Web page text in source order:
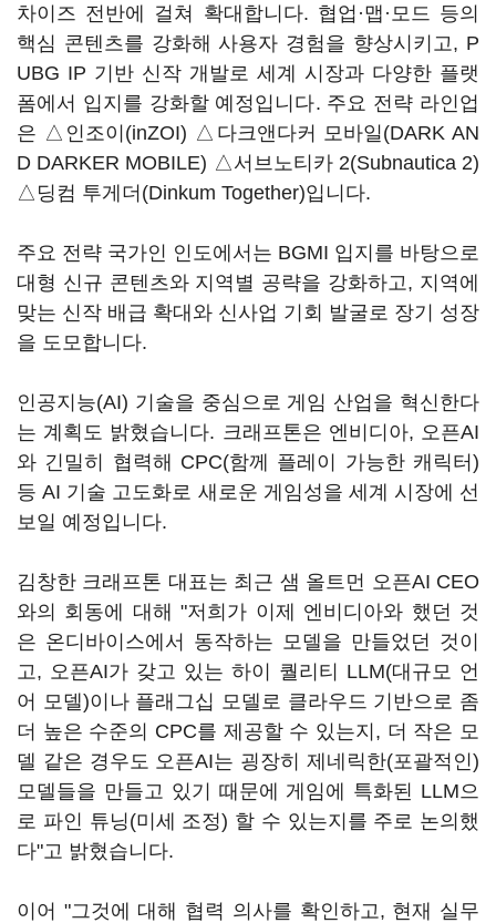
차이즈 전반에 걸쳐 확대합니다. 협업·맵·모드 등의
핵심 콘텐츠를 강화해 사용자 경험을 향상시키고, P
UBG IP 기반 신작 개발로 세계 시장과 다양한 플랫
폼에서 입지를 강화할 예정입니다. 주요 전략 라인업
은 △인조이(inZOI) △다크앤다커 모바일(DARK AN
D DARKER MOBILE) △서브노티카 2(Subnautica 2)
△딩컴 투게더(Dinkum Together)입니다.
주요 전략 국가인 인도에서는 BGMI 입지를 바탕으로
대형 신규 콘텐츠와 지역별 공략을 강화하고, 지역에
맞는 신작 배급 확대와 신사업 기회 발굴로 장기 성장
을 도모합니다.
인공지능(AI) 기술을 중심으로 게임 산업을 혁신한다
는 계획도 밝혔습니다. 크래프톤은 엔비디아, 오픈AI
와 긴밀히 협력해 CPC(함께 플레이 가능한 캐릭터)
등 AI 기술 고도화로 새로운 게임성을 세계 시장에 선
보일 예정입니다.
김창한 크래프톤 대표는 최근 샘 올트먼 오픈AI CEO
와의 회동에 대해 "저희가 이제 엔비디아와 했던 것
은 온디바이스에서 동작하는 모델을 만들었던 것이
고, 오픈AI가 갖고 있는 하이 퀄리티 LLM(대규모 언
어 모델)이나 플래그십 모델로 클라우드 기반으로 좀
더 높은 수준의 CPC를 제공할 수 있는지, 더 작은 모
델 같은 경우도 오픈AI는 굉장히 제네릭한(포괄적인)
모델들을 만들고 있기 때문에 게임에 특화된 LLM으
로 파인 튜닝(미세 조정) 할 수 있는지를 주로 논의했
다"고 밝혔습니다.
이어 "그것에 대해 협력 의사를 확인하고, 현재 실무